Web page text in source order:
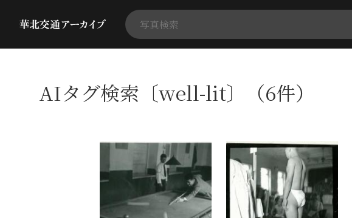
AIタグ検索〔well-lit〕（6件）